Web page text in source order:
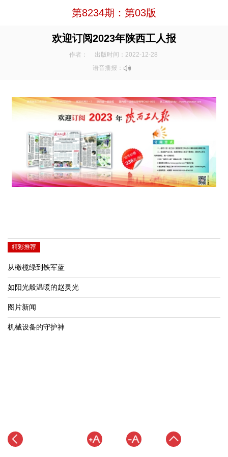
第8234期：第03版
欢迎订阅2023年陕西工人报
作者：
出版时间：2022-12-28
语音播报：
精彩推荐
从橄榄绿到铁军蓝
如阳光般温暖的赵灵光
图片新闻
机械设备的守护神